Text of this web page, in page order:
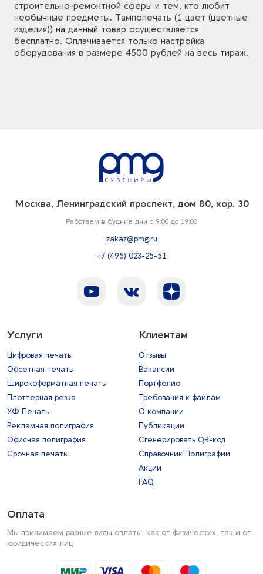
строительно-ремонтной сферы и тем, кто любит
необычные предметы. Тампопечать (1 цвет (цветные
изделия)) на данный товар осуществляется
бесплатно. Оплачивается только настройка
оборудования в размере 4500 рублей на весь тираж.
Москва, Ленинградский проспект, дом 80, кор. 30
Работаем в будние дни с 9:00 до 19:00
zakaz@pmg.ru
+7 (495) 023-25-51
Услуги
Цифровая печать
Офсетная печать
Широкоформатная печать
Плоттерная резка
УФ Печать
Рекламная полиграфия
Офисная полиграфия
Срочная печать
Клиентам
Отзывы
Вакансии
Портфолио
Требования к файлам
О компании
Публикации
Сгенерировать QR-код
Справочник Полиграфии
Акции
FAQ
Оплата
Мы принимаем разные виды оплаты, как от физических, так и от
юридических лиц